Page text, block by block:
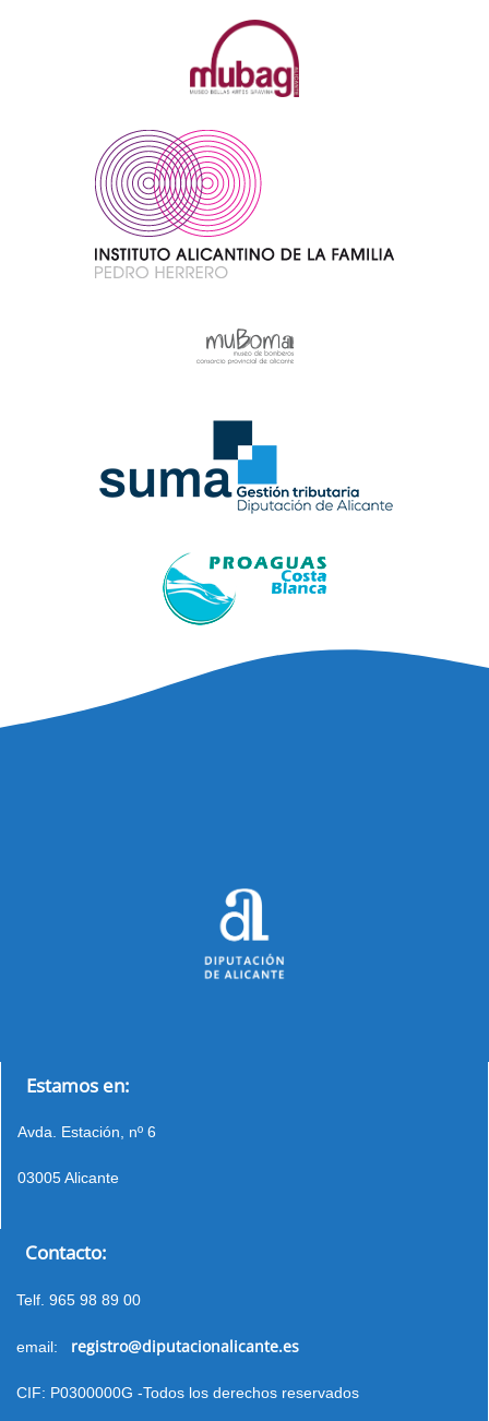
Estamos en:
Avda. Estación, nº 6
03005 Alicante
Contacto:
Telf. 965 98 89 00
email: registro@diputacionalicante.es
CIF: P0300000G -Todos los derechos reservados